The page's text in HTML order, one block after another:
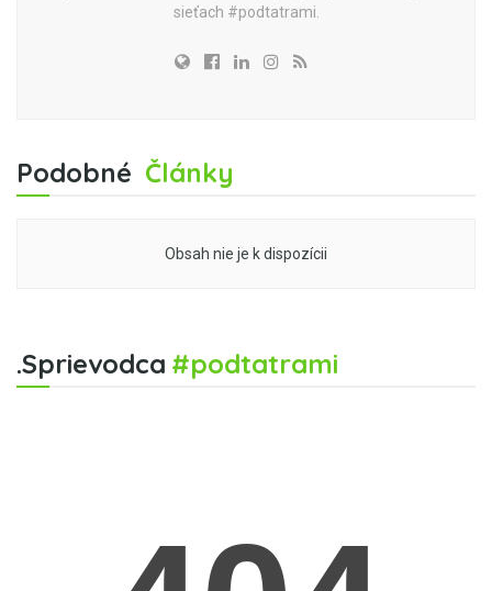
sieťach #podtatrami.
Podobné Články
Obsah nie je k dispozícii
.Sprievodca #podtatrami